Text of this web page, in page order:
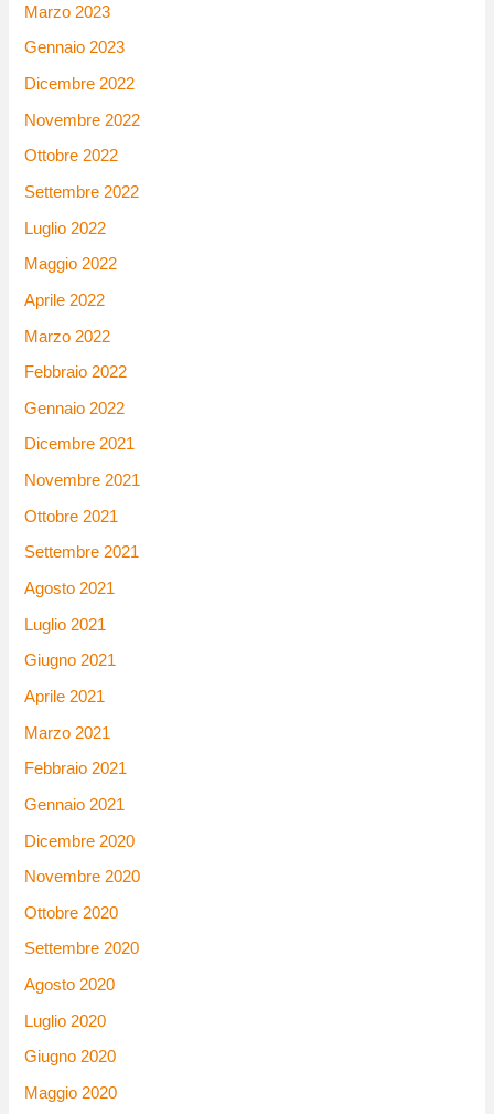
Marzo 2023
Gennaio 2023
Dicembre 2022
Novembre 2022
Ottobre 2022
Settembre 2022
Luglio 2022
Maggio 2022
Aprile 2022
Marzo 2022
Febbraio 2022
Gennaio 2022
Dicembre 2021
Novembre 2021
Ottobre 2021
Settembre 2021
Agosto 2021
Luglio 2021
Giugno 2021
Aprile 2021
Marzo 2021
Febbraio 2021
Gennaio 2021
Dicembre 2020
Novembre 2020
Ottobre 2020
Settembre 2020
Agosto 2020
Luglio 2020
Giugno 2020
Maggio 2020